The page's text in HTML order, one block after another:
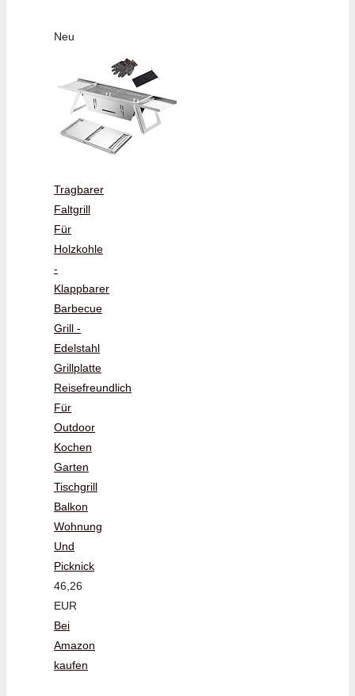
Neu
Tragbarer
Faltgrill
Für
Holzkohle
-
Klappbarer
Barbecue
Grill -
Edelstahl
Grillplatte
Reisefreundlich
Für
Outdoor
Kochen
Garten
Tischgrill
Balkon
Wohnung
Und
Picknick
46,26
EUR
Bei
Amazon
kaufen